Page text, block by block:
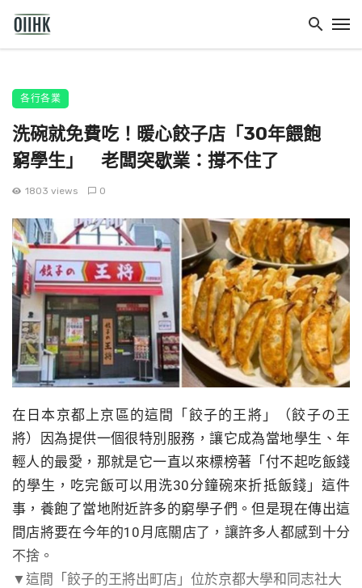
各行各業
洗碗就免費吃！暖心餃子店「30年餵飽
窮學生」 老闆突歇業：撐不住了
1803 views 0
在日本京都上京區的這間「餃子的王將」（餃子の王
將）因為提供一個很特別服務，讓它成為當地學生、年
輕人的最愛，那就是它一直以來標榜著「付不起吃飯錢
的學生，吃完飯可以用洗30分鐘碗來折抵飯錢」這件
事，養飽了當地附近許多的窮學子們。但是現在傳出這
間店將要在今年的10月底關店了，讓許多人都感到十分
不捨。
▼這間「餃子的王將出町店」位於京都大學和同志社大